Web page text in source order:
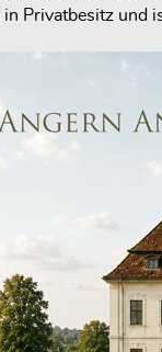
Privatbesitz und